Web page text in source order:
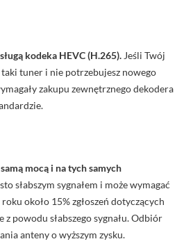
kodeka HEVC (H.265). Jeśli Twój
tuner i nie potrzebujesz nowego
zakupu zewnętrznego dekodera
mocą i na tych samych
słabszym sygnałem i może wymagać
około 15% zgłoszeń dotyczących
powodu słabszego sygnału. Odbiór
anteny o wyższym zysku.